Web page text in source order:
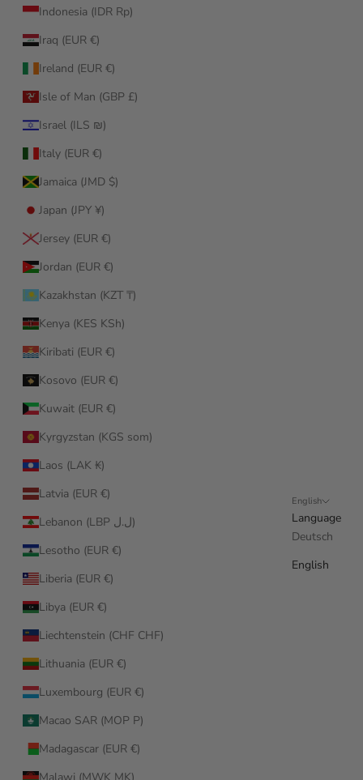
Indonesia (IDR Rp)
Iraq (EUR €)
Ireland (EUR €)
Isle of Man (GBP £)
Israel (ILS ₪)
Italy (EUR €)
Jamaica (JMD $)
Japan (JPY ¥)
Jersey (EUR €)
Jordan (EUR €)
Kazakhstan (KZT ₸)
Kenya (KES KSh)
Kiribati (EUR €)
Kosovo (EUR €)
Kuwait (EUR €)
Kyrgyzstan (KGS som)
Laos (LAK ₭)
Latvia (EUR €)
Lebanon (LBP ل.ل)
Lesotho (EUR €)
Liberia (EUR €)
Libya (EUR €)
Liechtenstein (CHF CHF)
Lithuania (EUR €)
Luxembourg (EUR €)
Macao SAR (MOP P)
Madagascar (EUR €)
English
Language
Deutsch
English